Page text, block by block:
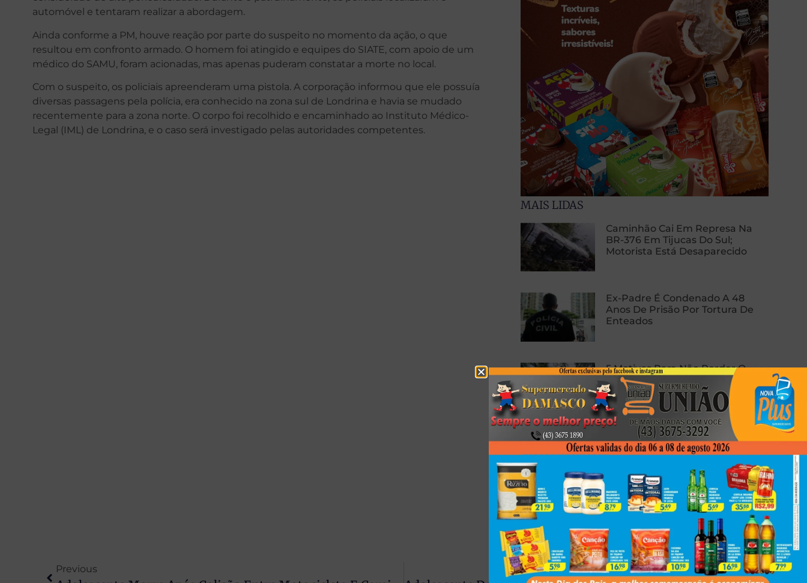
automóvel e tentaram realizar a abordagem.
Ainda conforme a PM, houve reação por parte do suspeito no momento da ação, o que
resultou em confronto armado. O homem foi atingido e equipes do SIATE, com apoio de um
médico do SAMU, foram acionadas, mas apenas puderam constatar a morte no local.
Com o suspeito, os policiais apreenderam uma pistola. A corporação informou que ele possuía
diversas passagens pela polícia, era conhecido na zona sul de Londrina e havia se mudado
recentemente para a zona norte. O corpo foi recolhido e encaminhado ao Instituto Médico-
Legal (IML) de Londrina, e o caso será investigado pelas autoridades competentes.
MAIS LIDAS
Caminhão Cai Em Represa Na
BR-376 Em Tijucas Do Sul;
Motorista Está Desaparecido
Ex-Padre É Condenado A 48
Anos De Prisão Por Tortura De
Enteados
5 Motivos Para Não Perder O
LENDAA 2026, Festival Que Une
Música Eletrônica E Natureza
Em Morretes
Motorista Morre Após Sofrer Mal
Súbito Na BR-376, No Paraná
Previous Next